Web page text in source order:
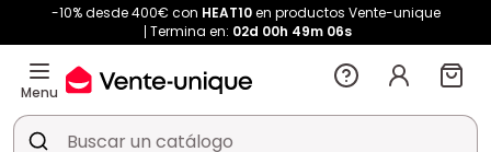
-10% desde 400€ con HEAT10en productos Vente-unique
Termina en: 02d 00h 49m 05s
Menu